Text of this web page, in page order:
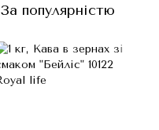
За популярністю